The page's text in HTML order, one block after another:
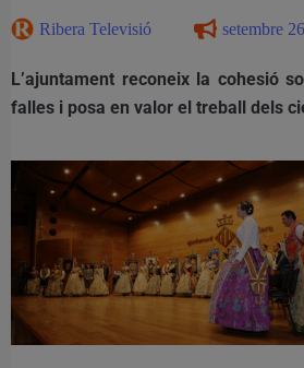
Ribera Televisió setembre
L’ajuntament reconeix la cohesió
falles i posa en valor el treball dels